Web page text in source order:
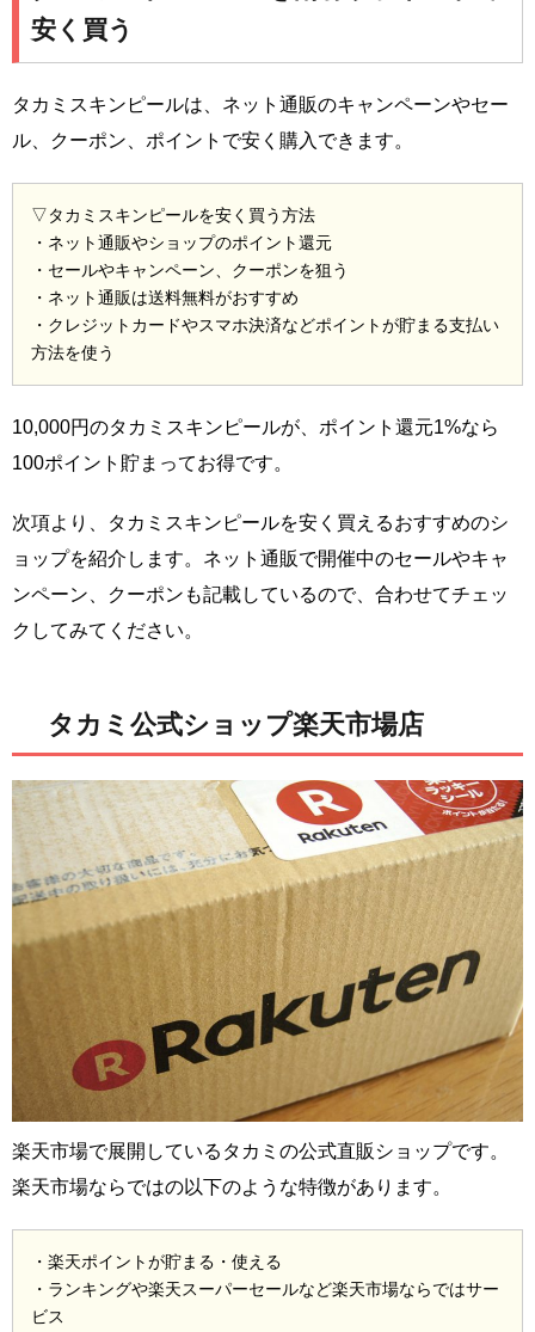
安く買う
タカミスキンピールは、ネット通販のキャンペーンやセー
ル、クーポン、ポイントで安く購入できます。
▽タカミスキンピールを安く買う方法
・ネット通販やショップのポイント還元
・セールやキャンペーン、クーポンを狙う
・ネット通販は送料無料がおすすめ
・クレジットカードやスマホ決済などポイントが貯まる支払い
方法を使う
10,000円のタカミスキンピールが、ポイント還元1%なら
100ポイント貯まってお得です。
次項より、タカミスキンピールを安く買えるおすすめのシ
ョップを紹介します。ネット通販で開催中のセールやキャ
ンペーン、クーポンも記載しているので、合わせてチェッ
クしてみてください。
タカミ公式ショップ楽天市場店
楽天市場で展開しているタカミの公式直販ショップです。
楽天市場ならではの以下のような特徴があります。
・楽天ポイントが貯まる・使える
・ランキングや楽天スーパーセールなど楽天市場ならではサー
ビス